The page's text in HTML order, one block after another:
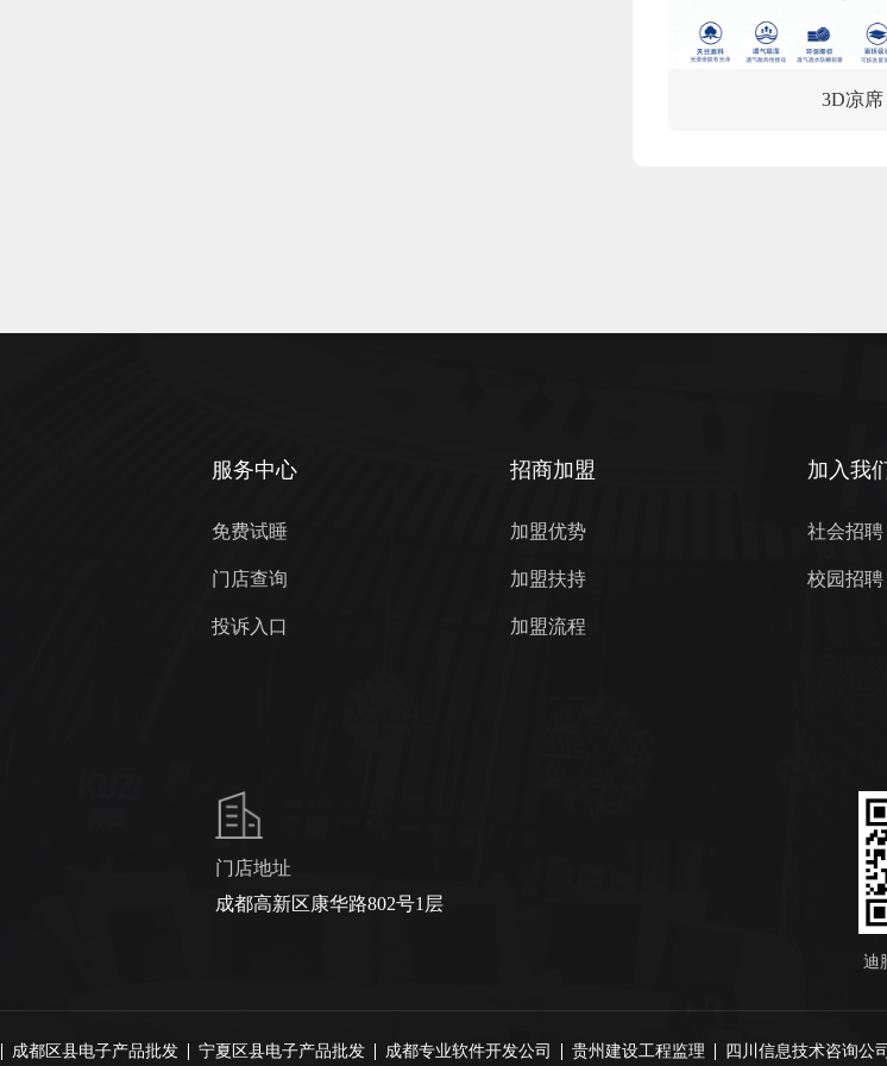
3D凉席
服务中心
免费试睡
门店查询
投诉入口
招商加盟
加盟优势
加盟扶持
加盟流程
加入我
社会招聘
校园招聘
门店地址
成都高新区康华路802号1层
迪
成都区县电子产品批发 宁夏区县电子产品批发 成都专业软件开发公司 贵州建设工程监理 四川信息技术咨询公